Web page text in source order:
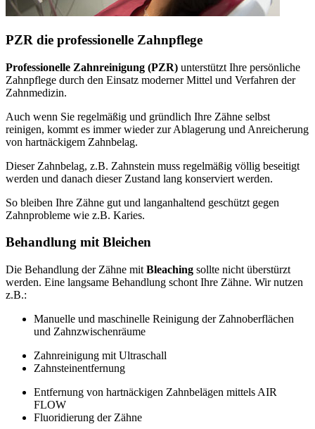
PZR die professionelle Zahnpflege
Professionelle Zahnreinigung (PZR) unterstützt Ihre persönliche
Zahnpflege durch den Einsatz moderner Mittel und Verfahren der
Zahnmedizin.
Auch wenn Sie regelmäßig und gründlich Ihre Zähne selbst
reinigen, kommt es immer wieder zur Ablagerung und Anreicherung
von hartnäckigem Zahnbelag.
Dieser Zahnbelag, z.B. Zahnstein muss regelmäßig völlig beseitigt
werden und danach dieser Zustand lang konserviert werden.
So bleiben Ihre Zähne gut und langanhaltend geschützt gegen
Zahnprobleme wie z.B. Karies.
Behandlung mit Bleichen
Die Behandlung der Zähne mit Bleaching sollte nicht überstürzt
werden. Eine langsame Behandlung schont Ihre Zähne. Wir nutzen
z.B.:
Manuelle und maschinelle Reinigung der Zahnoberflächen
und Zahnzwischenräume
Zahnreinigung mit Ultraschall
Zahnsteinentfernung
Entfernung von hartnäckigen Zahnbelägen mittels AIR
FLOW
Fluoridierung der Zähne